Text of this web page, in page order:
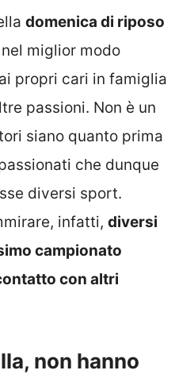
domenica di riposo
miglior modo
propri cari in famiglia
passioni. Non è un
siano quanto prima
che dunque
diversi sport.
infatti, diversi
campionato
con altri
non hanno